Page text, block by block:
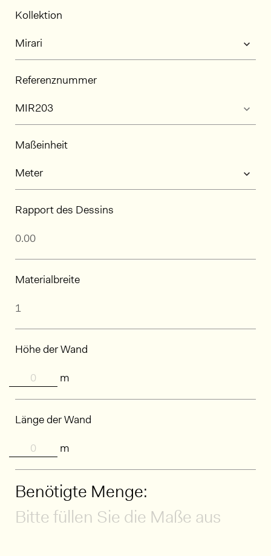
Kollektion
Referenznummer
Maßeinheit
Rapport des Dessins
Materialbreite
Höhe der Wand
m
Länge der Wand
m
Benötigte Menge:
Bitte füllen Sie die Maße aus